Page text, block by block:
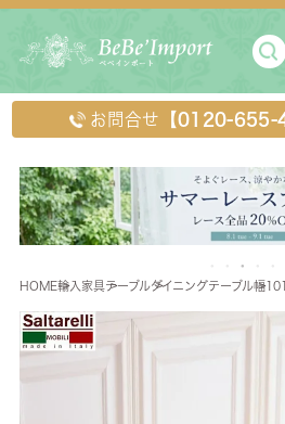
お問合せ 【0120-655-
HOME輸入家具 テーブルダイニングテーブル幅